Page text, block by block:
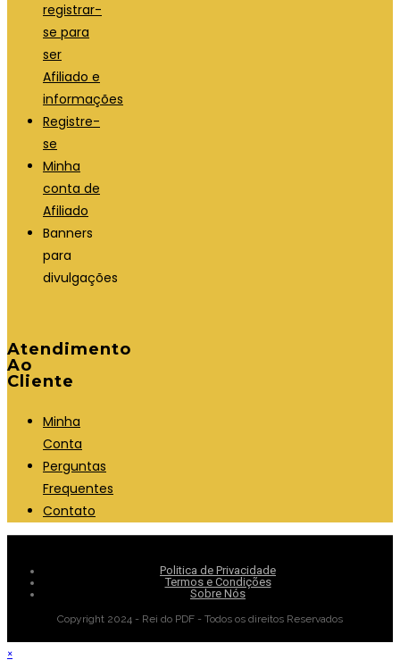
registrar-
se para
ser
Afiliado e
informações
Registre-
se
Minha
conta de
Afiliado
Banners
para
divulgações
Atendimento
Ao
Cliente
Minha
Conta
Perguntas
Frequentes
Contato
Politica de Privacidade
Termos e Condições
Sobre Nós
Copyright 2024 - Rei do PDF - Todos os direitos Reservados
×